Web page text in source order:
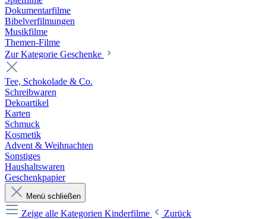
Dokumentarfilme
Bibelverfilmungen
Musikfilme
Themen-Filme
Zur Kategorie Geschenke
Tee, Schokolade & Co.
Schreibwaren
Dekoartikel
Karten
Schmuck
Kosmetik
Advent & Weihnachten
Sonstiges
Haushaltswaren
Geschenkpapier
Menü schließen
Zeige alle Kategorien Kinderfilme
Zurück